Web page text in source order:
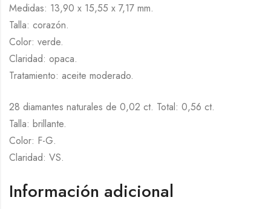
Medidas: 13,90 x 15,55 x 7,17 mm.
Talla: corazón.
Color: verde.
Claridad: opaca.
Tratamiento: aceite moderado.
28 diamantes naturales de 0,02 ct. Total: 0,56 ct.
Talla: brillante.
Color: F-G.
Claridad: VS.
Información adicional